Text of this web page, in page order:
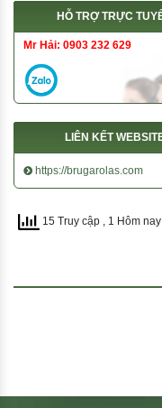
HỖ TRỢ TRỰC
Mr Hải: 0903 232 629
LIÊN KẾT
https://brugarolas.com
15 Truy cập , 1 Hôm nay